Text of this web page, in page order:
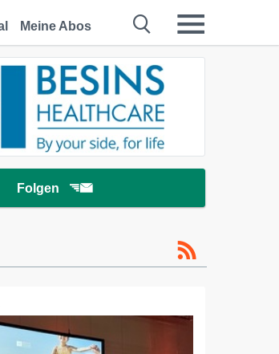
Meine Abos
Folgen